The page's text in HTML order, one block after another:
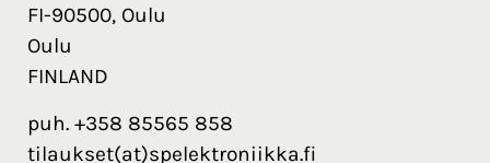
FI-90500, Oulu
Oulu
FINLAND
puh. +358 85565 858
tilaukset(at)spelektroniikka.fi